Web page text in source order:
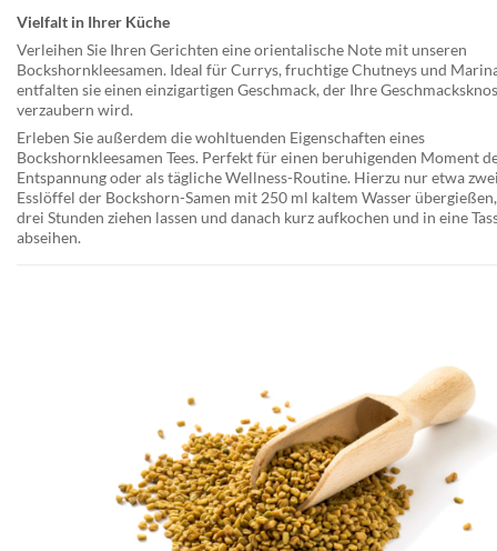
Vielfalt in Ihrer Küche
Verleihen Sie Ihren Gerichten eine orientalische Note mit unseren
Bockshornkleesamen. Ideal für Currys, fruchtige Chutneys und
entfalten sie einen einzigartigen Geschmack, der Ihre
verzaubern wird.
Erleben Sie außerdem die wohltuenden Eigenschaften eines
Bockshornkleesamen Tees. Perfekt für einen beruhigenden Moment
Entspannung oder als tägliche Wellness-Routine. Hierzu nur etwa
Esslöffel der Bockshorn-Samen mit 250 ml kaltem Wasser
drei Stunden ziehen lassen und danach kurz aufkochen und in eine
abseihen.